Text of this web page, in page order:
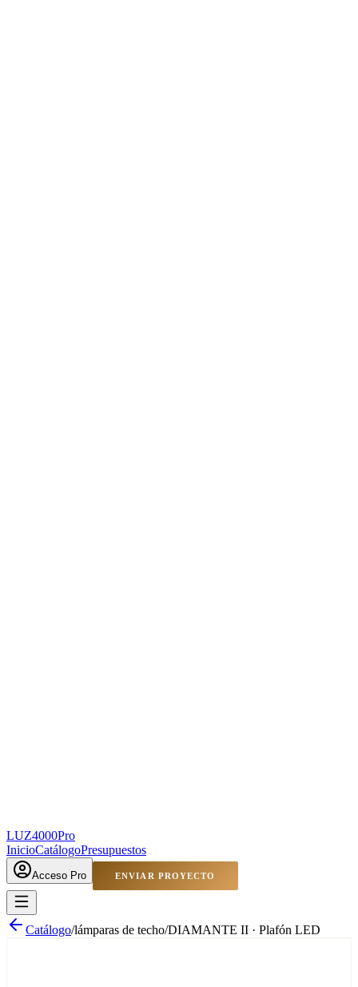
LUZ4000Pro
InicioCatálogoPresupuestos
Acceso Pro ENVIAR PROYECTO
Catálogo/lámparas de techo/DIAMANTE II · Plafón LED